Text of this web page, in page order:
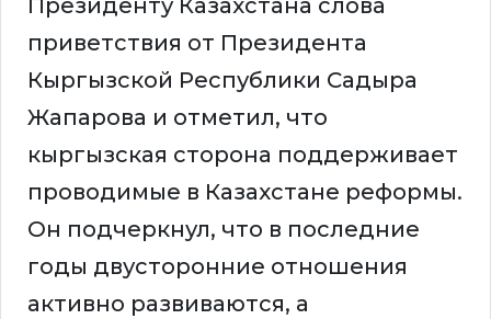
Президенту Казахстана слова
приветствия от Президента
Кыргызской Республики Садыра
Жапарова и отметил, что
кыргызская сторона поддерживает
проводимые в Казахстане реформы.
Он подчеркнул, что в последние
годы двусторонние отношения
активно развиваются, а